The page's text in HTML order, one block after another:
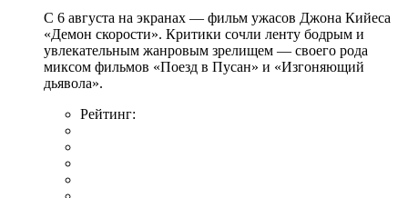
С 6 августа на экранах — фильм ужасов Джона Кийеса
«Демон скорости». Критики сочли ленту бодрым и
увлекательным жанровым зрелищeм — своего рода
миксом фильмов «Поезд в Пусан» и «Изгоняющий
дьявола».
Рейтинг: